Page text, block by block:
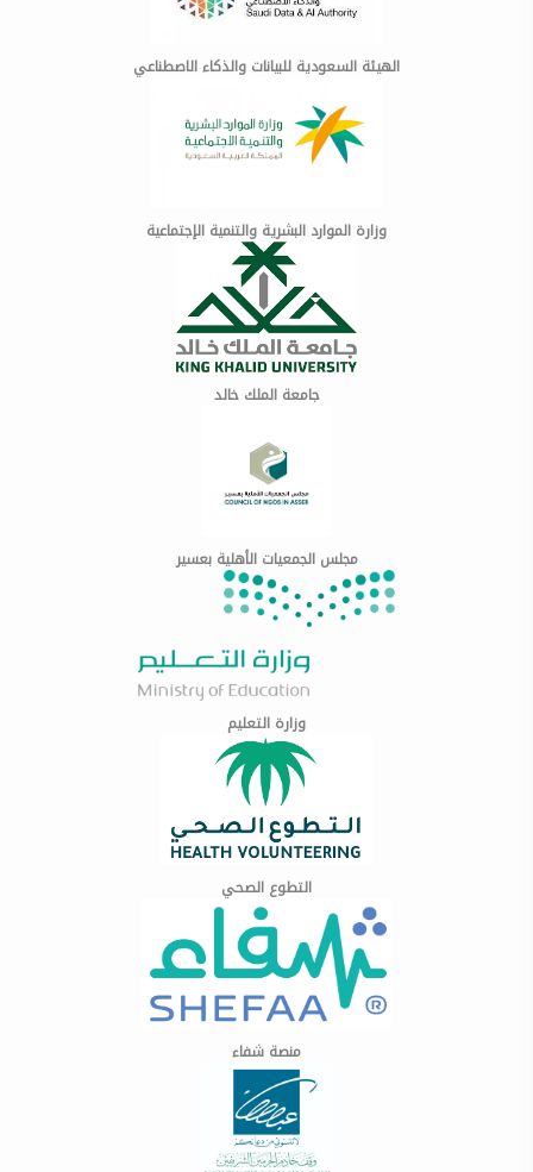
الهيئة السعودية للبيانات والذكاء الاصطناعي
وزارة الموارد البشرية والتنمية الإجتماعية
جامعة الملك خالد
مجلس الجمعيات الأهلية بعسير
وزارة التعليم
التطوع الصحي
منصة شفاء